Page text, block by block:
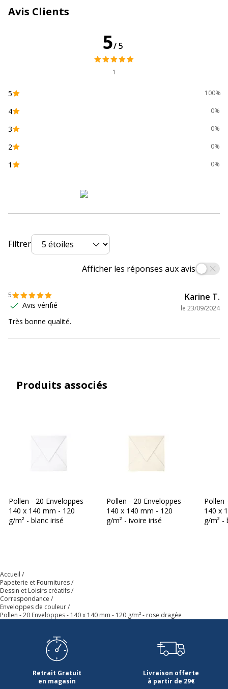
Oui
Code barre maitre
Référence produit fabricant
Avis Clients
5/5
1
5 100%
4 0%
3 0%
2 0%
1 0%
Filtrer
Afficher les réponses aux avis
5
Avis vérifié
Karine T.
le 23/09/2024
Très bonne qualité.
Produits associés
Pollen - 20 Enveloppes -
140 x 140 mm - 120
g/m² - blanc irisé
Pollen - 20 Enveloppes -
140 x 140 mm - 120
g/m² - ivoire irisé
Pollen
140 x
g/m² -
Accueil
Papeterie et Fournitures
Dessin et Loisirs créatifs
Correspondance
Enveloppes de couleur
Pollen - 20 Enveloppes - 140 x 140 mm - 120 g/m² - rose dragée
Retrait Gratuit
en magasin
Livraison offerte
à partir de 29€